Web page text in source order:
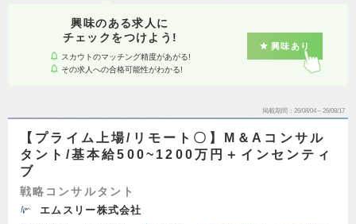
興味のある求人に
チェックをつけよう!
スカウトのマッチング精度があがる!
その求人への合格可能性がわかる!
興味あり
掲載期間 26/08/04～26/08/17
【プライム上場/リモート〇】M＆Aコンサル
タント/基本給500~1200万円＋インセンティ
ブ
戦略コンサルタント
エムスリー株式会社